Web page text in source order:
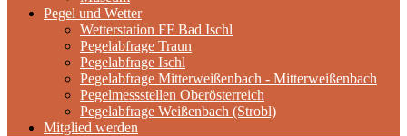
Pegel und Wetter
Wetterstation FF Bad Ischl
Pegelabfrage Traun
Pegelabfrage Ischl
Pegelabfrage Mitterweißenbach - Mitterweißenbach
Pegelmessstellen Oberösterreich
Pegelabfrage Weißenbach (Strobl)
Mitglied werden